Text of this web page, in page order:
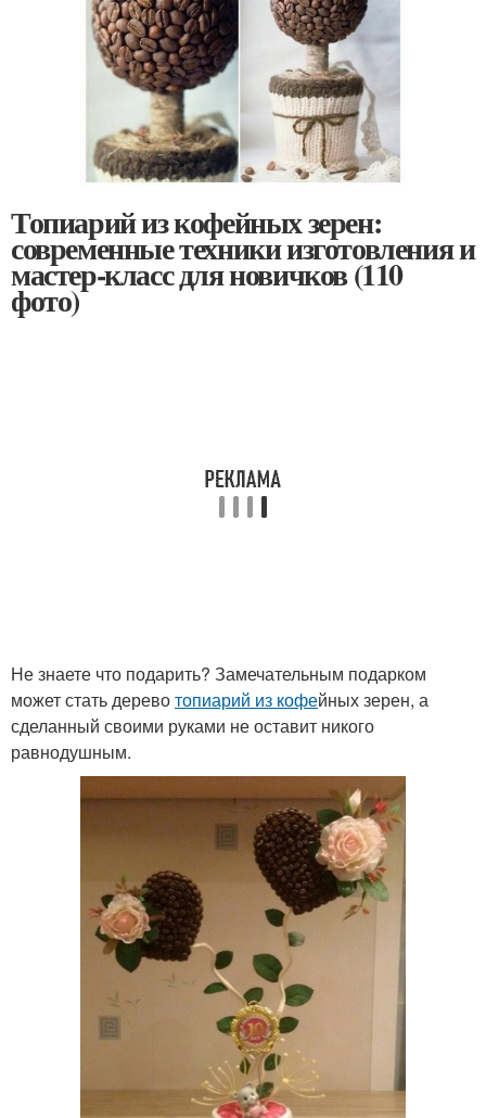
Топиарий из кофейных зерен:
современные техники изготовления и
мастер-класс для новичков (110
фото)
Не знаете что подарить? Замечательным подарком
может стать деревотопиарий из кофейных зерен, а
сделанный своими руками не оставит никого
равнодушным.